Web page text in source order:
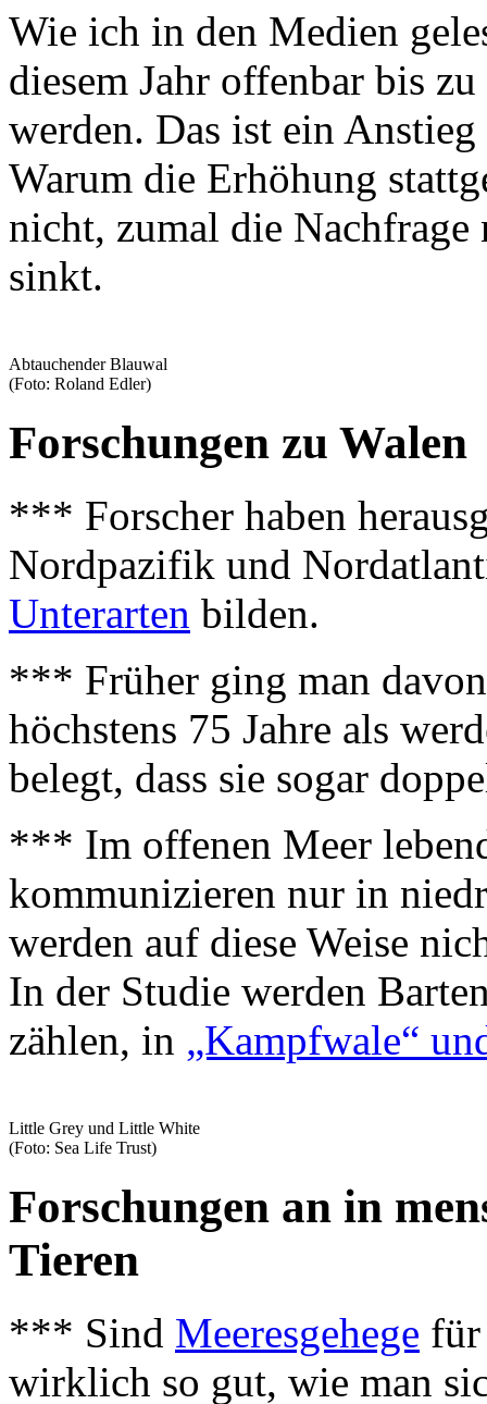
Wie ich in den Medien
diesem Jahr offenbar bis
werden. Das ist ein
Warum die Erhöhung
nicht, zumal die
sinkt.
Abtauchender Blauwal
(Foto: Roland Edler)
Forschungen zu Walen
*** Forscher haben
Nordpazifik und
Unterarten bilden.
*** Früher ging man
höchstens 75 Jahre als
belegt, dass sie sogar
*** Im offenen Meer
kommunizieren nur in
werden auf diese Weise
In der Studie werden
zählen, in „Kampfwale“
Little Grey und Little White
(Foto: Sea Life Trust)
Forschungen an in
Tieren
*** Sind Meeresgehege für
wirklich so gut, wie man